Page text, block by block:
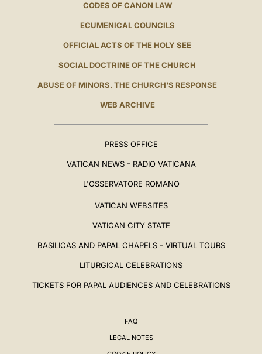
CODES OF CANON LAW
ECUMENICAL COUNCILS
OFFICIAL ACTS OF THE HOLY SEE
SOCIAL DOCTRINE OF THE CHURCH
ABUSE OF MINORS. THE CHURCH'S RESPONSE
WEB ARCHIVE
PRESS OFFICE
VATICAN NEWS - RADIO VATICANA
L'OSSERVATORE ROMANO
VATICAN WEBSITES
VATICAN CITY STATE
BASILICAS AND PAPAL CHAPELS - VIRTUAL TOURS
LITURGICAL CELEBRATIONS
TICKETS FOR PAPAL AUDIENCES AND CELEBRATIONS
FAQ
LEGAL NOTES